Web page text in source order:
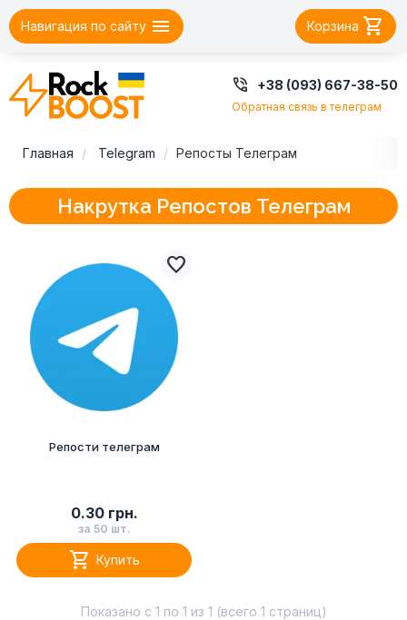
Навигация по сайту  Корзина 
 +38 (093) 667-38-50
Обратная связь в телеграм
Главная Telegram Репосты Телеграм
Накрутка Репостов Телеграм

Репости телеграм
0.30 грн.
за 50 шт.
 Купить
Показано с 1 по 1 из 1 (всего 1 страниц)